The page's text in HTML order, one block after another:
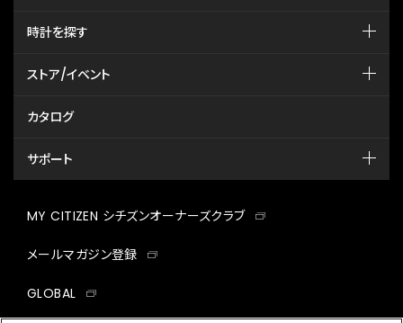
時計を探す
ストア/イベント
カタログ
サポート
MY CITIZEN シチズンオーナーズクラブ
メールマガジン登録
GLOBAL